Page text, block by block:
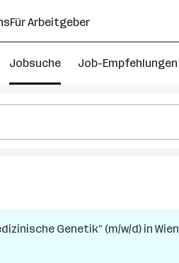
Für Arbeitgeber
Jobsuche Job-Empfehlungen
Genetik“ (m/w/d) in Wien